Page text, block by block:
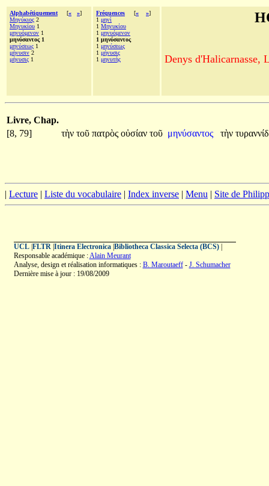
Alphabétiquement [« »]
Μηνύκιος 2
Μηνυκίου 1
μηνυόμενον 1
μηνύσαντος 1
μηνύσεως 1
μήνυσιν 2
μήνυσις 1
Fréquences [« »]
1 μηνὶ
1 Μηνυκίου
1 μηνυόμενον
1 μηνύσαντος
1 μηνύσεως
1 μήνυσις
1 μηνυτὴς Denys d'Halicarnasse,
Livre, Chap.
[8, 79]
τὴν τοῦ πατρὸς οὐσίαν τοῦ μηνύσαντος τὴν
| Lecture | Liste du vocabulaire | Index inverse | Menu | Site de
UCL| FLTR| Itinera Electronica| Bibliotheca Classica Selecta (BCS)|
Responsable académique :Alain Meurant
Analyse, design et réalisation informatiques : B. Maroutaeff- J. Schumacher
Dernière mise à jour : 19/08/2009